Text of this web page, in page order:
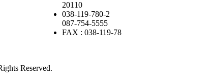
20110
038-119-780-2
087-754-5555
FAX : 038-119-78
Reserved.